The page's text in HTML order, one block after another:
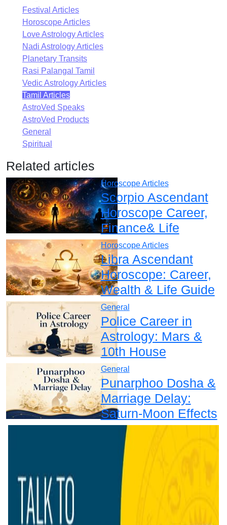
Festival Articles
Horoscope Articles
Love Astrology Articles
Nadi Astrology Articles
Planetary Transits
Rasi Palangal Tamil
Vedic Astrology Articles
Tamil Articles
AstroVed Speaks
AstroVed Products
General
Spiritual
Related articles
Horoscope Articles
Scorpio Ascendant
Horoscope Career,
Finance& Life
Horoscope Articles
Libra Ascendant
Horoscope: Career,
Wealth & Life Guide
General
Police Career in
Astrology: Mars &
10th House
General
Punarphoo Dosha &
Marriage Delay:
Saturn-Moon Effects